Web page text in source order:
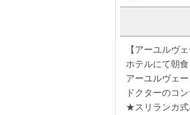
【アーユルヴ
ホテルにて朝食
アーユルヴェ
ドクターのコ
★スリランカ式